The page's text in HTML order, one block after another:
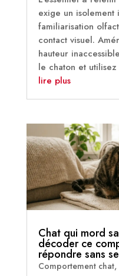
exige un
familiarisation
contact visuel.
hauteur
le chaton et
lire plus
Chat qui mord
décoder ce
répondre sans
Comportement chat,